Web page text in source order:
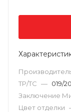
ТР/ТС — 019/
Заключение
Цвет отделки